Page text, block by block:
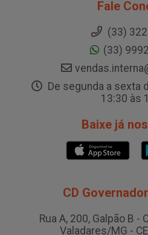
Fale
(33)
(33)
De segunda a sexta
13:30 às
Baixe já
CD
Rua A, 200, Galpão B -
Valadares/MG -